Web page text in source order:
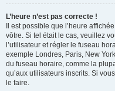
L’heure n’est pas correcte !
Il est possible que l’heure
vôtre. Si tel était le cas, veuillez
l’utilisateur et régler le fuseau
exemple Londres, Paris, New
du fuseau horaire, comme la
qu’aux utilisateurs inscrits. Si
le faire.